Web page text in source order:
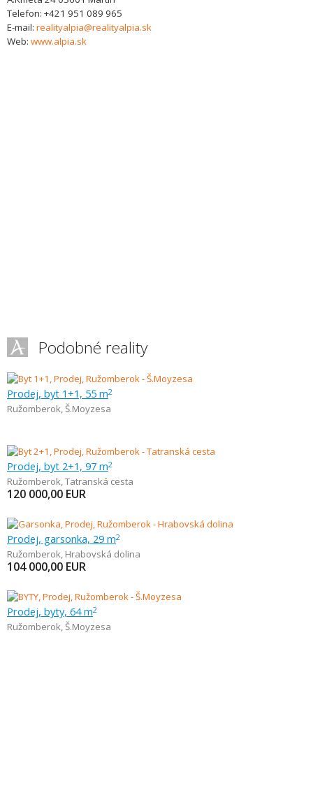
Telefon: +421 951 089 965
E-mail: realityalpia@realityalpia.sk
Web: www.alpia.sk
Podobné reality
Prodej, byt 1+1, 55 m2
Ružomberok,Š.Moyzesa
Prodej, byt 2+1, 97 m2
Ružomberok,Tatranská cesta
120 000,00 EUR
Prodej, garsonka, 29 m2
Ružomberok, Hrabovská dolina
104 000,00 EUR
Prodej, byty, 64 m2
Ružomberok,Š.Moyzesa